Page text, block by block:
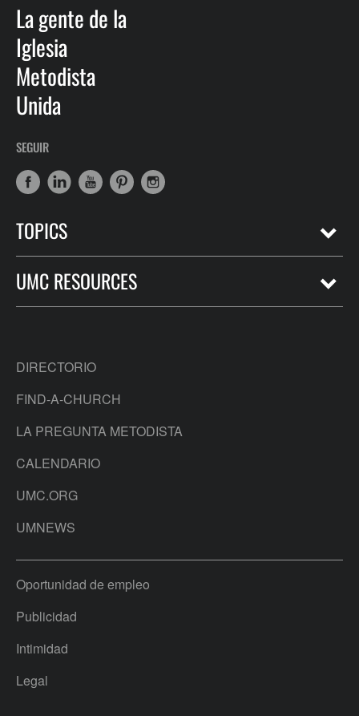
La gente de la
Iglesia
Metodista
Unida
SEGUIR
TOPICS
UMC RESOURCES
DIRECTORIO
FIND-A-CHURCH
LA PREGUNTA METODISTA
CALENDARIO
UMC.ORG
UMNEWS
Oportunidad de empleo
Publicidad
Intimidad
Legal